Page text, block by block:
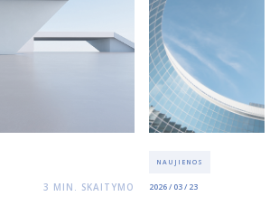
3 MIN. SKAITYMO
NAUJIENOS
2026 / 03 / 23